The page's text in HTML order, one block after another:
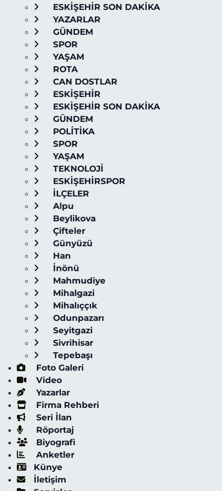
ESKİŞEHİR SON DAKİKA
YAZARLAR
GÜNDEM
SPOR
YAŞAM
ROTA
CAN DOSTLAR
ESKİŞEHİR
ESKİŞEHİR SON DAKİKA
GÜNDEM
POLİTİKA
SPOR
YAŞAM
TEKNOLOJİ
ESKİŞEHİRSPOR
İLÇELER
Alpu
Beylikova
Çifteler
Günyüzü
Han
İnönü
Mahmudiye
Mihalgazi
Mihalıççık
Odunpazarı
Seyitgazi
Sivrihisar
Tepebaşı
Foto Galeri
Video
Yazarlar
Firma Rehberi
Seri İlan
Röportaj
Biyografi
Anketler
Künye
İletişim